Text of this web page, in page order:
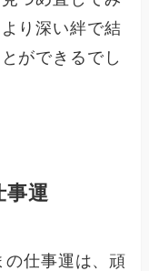
り深い絆で結
ができるでし
事運
の仕事運は、頑